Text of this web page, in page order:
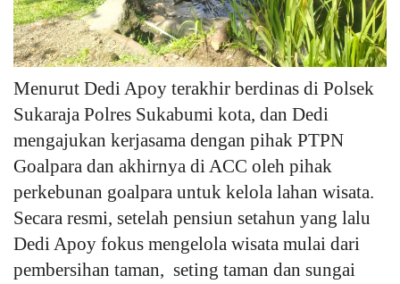
Menurut Dedi Apoy terakhir berdinas di Polsek
Sukaraja Polres Sukabumi kota, dan Dedi
mengajukan kerjasama dengan pihak PTPN
Goalpara dan akhirnya di ACC oleh pihak
perkebunan goalpara untuk kelola lahan wisata.
Secara resmi, setelah pensiun setahun yang lalu
Dedi Apoy fokus mengelola wisata mulai dari
pembersihan taman, seting taman dan sungai